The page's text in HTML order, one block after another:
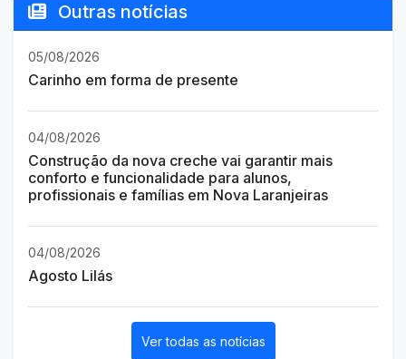
Outras notícias
05/08/2026
Carinho em forma de presente
04/08/2026
Construção da nova creche vai garantir mais
conforto e funcionalidade para alunos,
profissionais e famílias em Nova Laranjeiras
04/08/2026
Agosto Lilás
Ver todas as notícias